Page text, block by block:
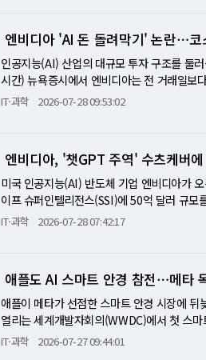
으면서 시장의 불확실성이 크게 낮아졌다"
시작됐다"고 진단했다.
법인 한국AI컴퓨팅센터(KOACC)가 출범했
를 비롯해 지방자치단체와 금융기관 등이 참
제공하는 국내 최대 규모의 AI 인프라 구축
U 확보 경쟁으로 바뀌고 있다. 미국은 엔비
로소프트(MS), 아마존(AWS), 구글, 메타 등
AI 서버를 합리적인 비용으로 활용할 수 있
SDS 데이터센터를 활용해 일부 컴퓨팅 서비
터 연구개발을 지원하겠다는 의미다. 국산
체 생태계 구축이다. 현재 AI 반도체 시장은
를 줄이기 위해 자체 AI 반도체 개발을 서두
금까지 국내 기업들은 이러한 검증 환경이
산업 경쟁력을 높이는 중요한 전환점이 될
적 판단이다. AI 데이터센터는 막대한 전력
안정적인 전력 공급은 국가 경쟁력의 핵심
이후로 후퇴하는 시나리오가 가격에 반영될
사전 단서 역할을 한다. 3일(월) 발표되는 7
장은 현재 9월 인상 확률을 50~65% 사이에
기업 실적 전선에서는 매그니피센트 세븐
면서 시장의 시선이 쏠린다. 애플은 아이폰·
처럼 시장 반응을 좌우할 것이다. AMD는 4
포인트다. 코노코필립스·페이팔·펩시코·엑
도 산적해 있다. 6일(목) 영란은행(BOE)이
리를 결정한다. 두 회의 모두 인플레이션 냉
월 무역수지를 발표하며, 미·중 통상 갈등 완
무리 실적, 하반기 좌표 재조정의 결정적 주
확인되는 결정적 한 주다. 워시 신임 연준 의
단하는 첫 시험대이며, 애플·아마존을 마지
제공한다. 두 축의 결과 조합에 따라 9월 인
의 새 좌표 이번 주 시장의 가장 핵심 질문은
엔비디아 'AI 돈 돌려막기' 논란⋯코
인공지능(AI) 산업의 대규모 투자 구조를 둘
시간) 뉴욕증시에서 엔비디아는 전 거래일
세계 시가총액 1위 자리도 애플에 내줬다.
과 추진하는 5000억달러 이상 규모의 AI 데
8일 국내 증시로 이어졌다. 오전 9시 6분 코
매도 사이드카가 작동했다. 오전 9시 21분
설] 엔비디아가 만든 AI 자금 사슬…'순환거
아가 이번에는 시장 불안의 진원지가 됐다.
데이터센터 사업자에게 자금과 신용을 제공
인위적으로 부풀릴 수 있다는 우려가 확산
에 마감했다. 지난 6월 5일 이후 최대 하락률
험을 반영하는 신용부도스와프(CDS) 프리
피·코스닥 동반 매도 사이드카 시장 충격은
IT·과학 2026-07-28 09:53:02
엔비디아, '챗GPT 주역' 수츠케버
미국 인공지능(AI) 반도체 기업 엔비디아가
이프 슈퍼인텔리전스(SSI)에 50억 달러 규
권을 제공해 연산 자원을 약 10배 늘릴 수 있
연구 시스템과 엔비디아의 현행·차세대 플
체 설계한 AI 가속기인 텐서처리장치(TPU)
글 TPU뿐 아니라 엔비디아 플랫폼도 대규
구소와의 관계를 넓히고 있다. 올해 3월에
하고 연산 자원을 공급하는 제휴를 맺었다.
IT·과학 2026-07-28 07:42:17
애플도 AI 스마트 안경 참전⋯메타
애플이 메타가 선점한 스마트 안경 시장에
열리는 세계개발자회의(WWDC)에서 첫 스
식 판매 시점은 내년 말로 예상된다. 애플의
IT·과학 2026-07-27 09:44:01